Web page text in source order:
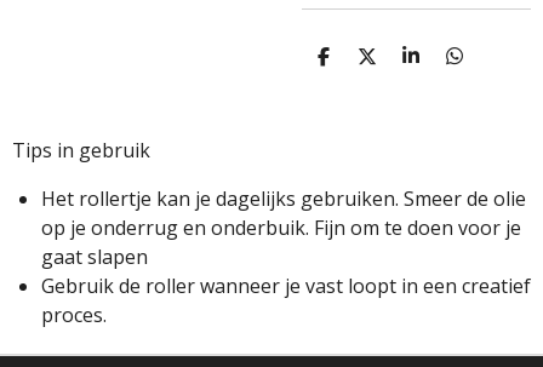
D
D
S
D
Tips in gebruik
Het rollertje kan je dagelijks gebruiken. Smeer de olie
op je onderrug en onderbuik. Fijn om te doen voor je
gaat slapen
Gebruik de roller wanneer je vast loopt in een creatief
proces.